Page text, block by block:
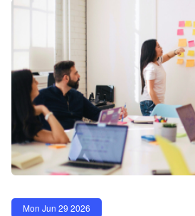
Mon Jun 29 2026